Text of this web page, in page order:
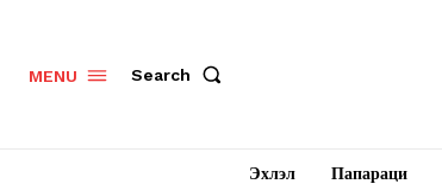
MENU Search
Эхлэл Папараци